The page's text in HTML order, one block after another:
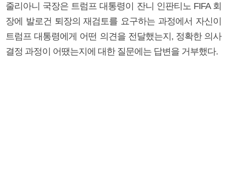
줄리아니 국장은 트럼프 대통령이 잔니 인판티노 FIFA 회
장에 발로건 퇴장의 재검토를 요구하는 과정에서 자신이
트럼프 대통령에게 어떤 의견을 전달했는지, 정확한 의사
결정 과정이 어땠는지에 대한 질문에는 답변을 거부했다.